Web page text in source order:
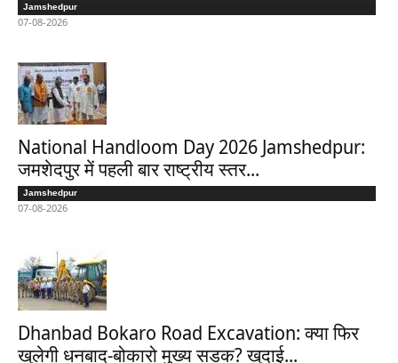
Jamshedpur
07-08-2026
National Handloom Day 2026 Jamshedpur:
जमशेदपुर में पहली बार राष्ट्रीय स्तर...
Jamshedpur
07-08-2026
Dhanbad Bokaro Road Excavation: क्या फिर
खुलेगी धनबाद-बोकारो मुख्य सड़क? खुदाई...